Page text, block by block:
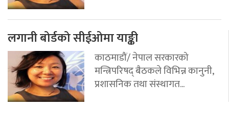
लगानी बोर्डको सीईओमा याङ्की
काठमाडौं/ नेपाल सरकारको
मन्त्रिपरिषद् बैठकले विभिन्न कानुनी,
प्रशासनिक तथा संस्थागत...